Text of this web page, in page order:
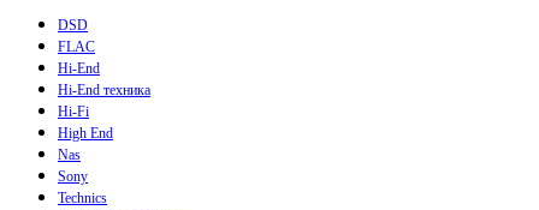
DSD
FLAC
Hi-End
Hi-End техника
Hi-Fi
High End
Nas
Sony
Technics